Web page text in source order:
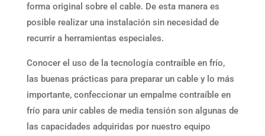
forma original sobre el cable. De esta manera es
posible realizar una instalación sin necesidad de
recurrir a herramientas especiales.
Conocer el uso de la tecnología contraíble en frío,
las buenas prácticas para preparar un cable y lo más
importante, confeccionar un empalme contraíble en
frío para unir cables de media tensión son algunas de
las capacidades adquiridas por nuestro equipo